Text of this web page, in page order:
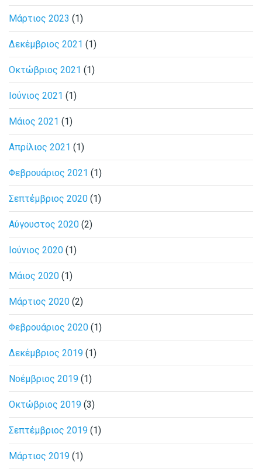
Μάρτιος 2023 (1)
Δεκέμβριος 2021 (1)
Οκτώβριος 2021 (1)
Ιούνιος 2021 (1)
Μάιος 2021 (1)
Απρίλιος 2021 (1)
Φεβρουάριος 2021 (1)
Σεπτέμβριος 2020 (1)
Αύγουστος 2020 (2)
Ιούνιος 2020 (1)
Μάιος 2020 (1)
Μάρτιος 2020 (2)
Φεβρουάριος 2020 (1)
Δεκέμβριος 2019 (1)
Νοέμβριος 2019 (1)
Οκτώβριος 2019 (3)
Σεπτέμβριος 2019 (1)
Μάρτιος 2019 (1)